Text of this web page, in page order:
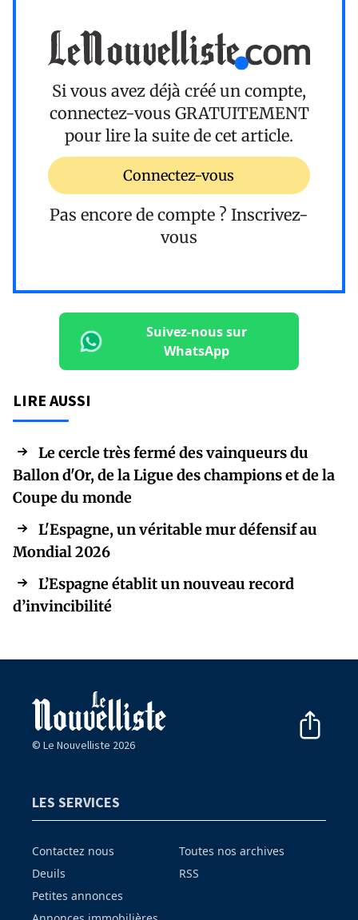
Si vous avez déjà créé un compte,
connectez-vous GRATUITEMENT
pour lire la suite de cet article.
Connectez-vous
Pas encore de compte ? Inscrivez-
vous
Suivez-nous sur
WhatsApp
LIRE AUSSI
Le cercle très fermé des vainqueurs du
Ballon d'Or, de la Ligue des champions et de la
Coupe du monde
L'Espagne, un véritable mur défensif au
Mondial 2026
L’Espagne établit un nouveau record
d’invincibilité
© Le Nouvelliste 2026
LES SERVICES
Contactez nous
Deuils
Petites annonces
Toutes nos archives
RSS